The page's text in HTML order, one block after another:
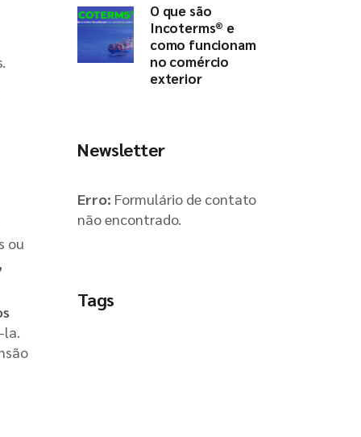
ou
O que são
Incoterms® e
como funcionam
no comércio
exterior
Newsletter
Erro: Formulário de contato
não encontrado.
Tags